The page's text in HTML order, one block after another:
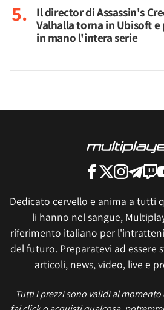
Il director di Assassin's
Valhalla torna in Ubisoft e
in mano l'intera serie
Dedicato cervello e anima a tutti
li hanno nel sangue,
riferimento italiano per
del futuro. Preparatevi ad essere
articoli, news, video, live e
Tutti i prezzi sono validi al